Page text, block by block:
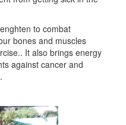
to combat
bones and muscles
It also brings energy
against cancer and